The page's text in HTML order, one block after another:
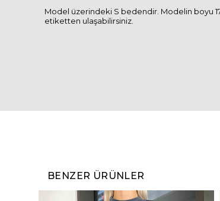
Model üzerindeki S bedendir. Modelin boyu
etiketten ulaşabilirsiniz.
BENZER ÜRÜNLER